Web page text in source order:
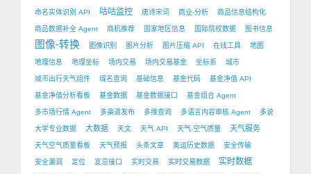
命名实体识别 API 咕咕监控 唐诗宋词 商业-分析 商品信息结构化
商品数据补全 Agent 商机推荐 国家地区信息 国际院校数据 图书信息
图像-转换 图像识别 图片分析 图片压缩 API 在线工具 地图
地理信息 地理坐标 场内交易 场内交易基金 坐标系 城市
城市出行天气组件 域名查询 基础信息 基金代码 基金净值 API
基金净值分析看板 基金数据 基金数据接口 基金组合 Agent
多市场行情 Agent 多渠道发布 多维查询 多语言内容审核 Agent 多说
大学专业数据 大数据 天文 天气 API 天气-空气质量 天气服务
天气空气质量看板 天气预报 头条文章 奥运历史数据 安全传输
安全漏洞 定位 宜忌接口 实时交易 实时交易数据 实时数据